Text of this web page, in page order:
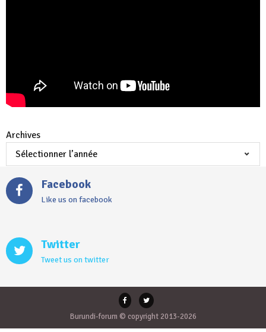
Archives
Facebook
Like us on facebook
Twitter
Tweet us on twitter
Burundi-forum © copyright 2013-2026